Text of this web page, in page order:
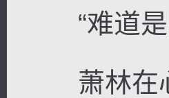
“难道是
萧林在心